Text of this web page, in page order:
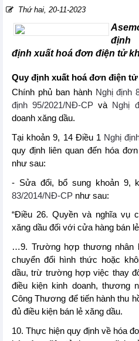
Thứ hai, 20-11-2023
định
định xuất hoá đơn điện tử
Quy định xuất hoá đơn điện
Chính phủ ban hành Nghị định
định 95/2021/NĐ-CP và Nghị
doanh xăng dầu.
Tại khoản 9, 14 Điều 1 Nghị
quy định liên quan đến hóa
như sau:
- Sửa đổi, bổ sung khoản 9,
83/2014/NĐ-CP như sau:
“Điều 26. Quyền và nghĩa vụ
xăng dầu đối với cửa hàng bán
…9. Trường hợp thương nhân
chuyển đổi hình thức hoặc
dầu, trừ trường hợp việc thay
điều kiện kinh doanh, thương
Công Thương để tiến hành thu
đủ điều kiện bán lẻ xăng dầu.
10. Thực hiện quy định về hóa